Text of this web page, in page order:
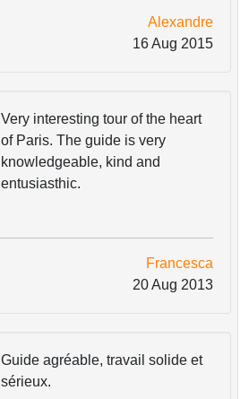
Alexandre
16 Aug 2015
Very interesting tour of the heart
of Paris. The guide is very
knowledgeable, kind and
entusiasthic.
Francesca
20 Aug 2013
Guide agréable, travail solide et
sérieux.